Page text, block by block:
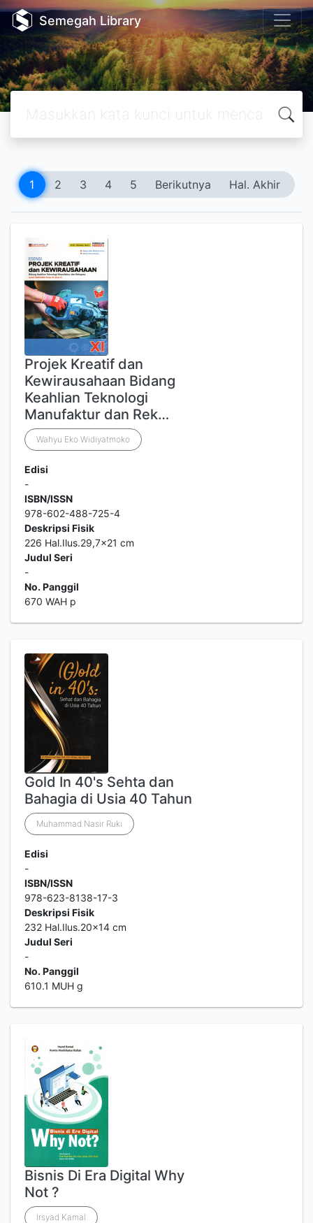
Semegah Library
1 2 3 4 5 Berikutnya Hal. Akhir
Projek Kreatif dan
Kewirausahaan Bidang
Keahlian Teknologi
Manufaktur dan Rek…
Wahyu Eko Widiyatmoko
Edisi
-
ISBN/ISSN
978-602-488-725-4
Deskripsi Fisik
226 Hal.Ilus.29,7x21 cm
Judul Seri
-
No. Panggil
670 WAH p
Gold In 40's Sehta dan
Bahagia di Usia 40 Tahun
Muhammad Nasir Ruki
Edisi
-
ISBN/ISSN
978-623-8138-17-3
Deskripsi Fisik
232 Hal.Ilus.20x14 cm
Judul Seri
-
No. Panggil
610.1 MUH g
Bisnis Di Era Digital Why
Not ?
Irsyad Kamal